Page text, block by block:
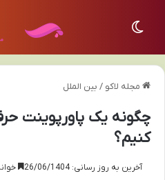
مجله لاکو / بین الملل
چگونه یک پاورپوینت
کنیم؟
آخرین به روز رسانی: 26/06/1404 خواندن